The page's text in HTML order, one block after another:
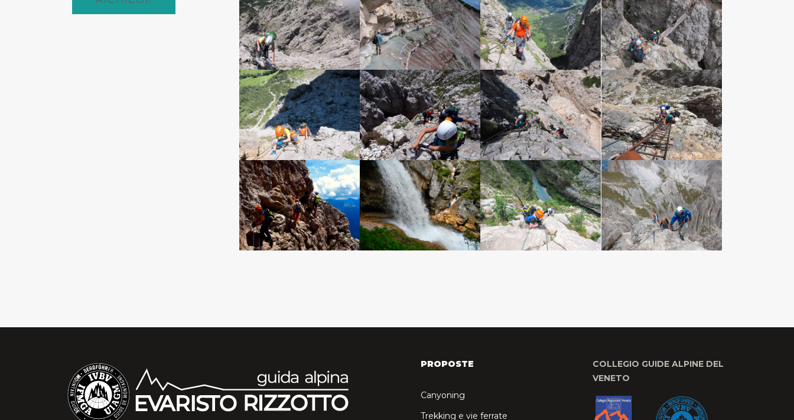
PROPOSTE
Canyoning
Trekking e vie ferrate
COLLEGIO GUIDE ALPINE DEL
VENETO